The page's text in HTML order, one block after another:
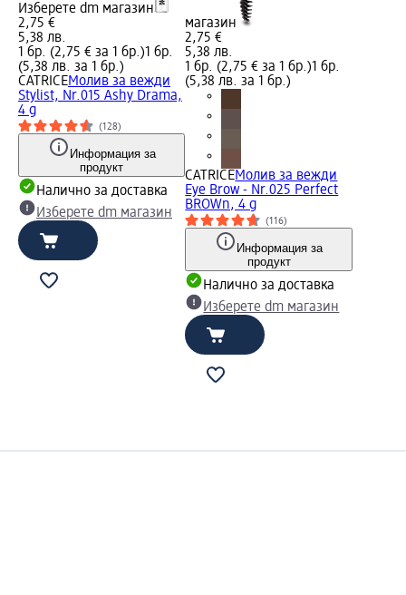
Изберете dm магазин
2,75 €
5,38 лв.
1 бр. (2,75 € за 1 бр.)1 бр.
(5,38 лв. за 1 бр.)
CATRICEМолив за вежди
Stylist, Nr.015 Ashy Drama,
4 g
(128)
Информация за
продукт
Налично за доставка
Изберете dm магазин
магазин
2,75 €
5,38 лв.
1 бр. (2,75 € за 1 бр.)1 бр.
(5,38 лв. за 1 бр.)
CATRICEМолив за вежди
Eye Brow - Nr.025 Perfect
BROWn, 4 g
(116)
Информация за
продукт
Налично за доставка
Изберете dm магазин